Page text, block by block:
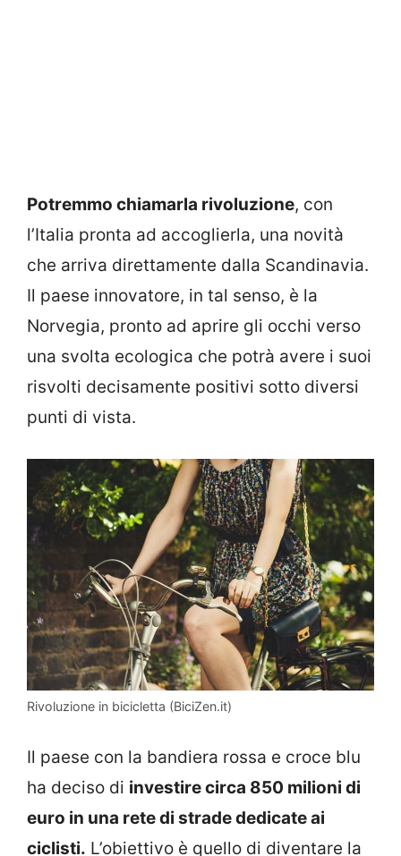
Potremmo chiamarla rivoluzione, con
l’Italia pronta ad accoglierla, una novità
che arriva direttamente dalla Scandinavia.
Il paese innovatore, in tal senso, è la
Norvegia, pronto ad aprire gli occhi verso
una svolta ecologica che potrà avere i suoi
risvolti decisamente positivi sotto diversi
punti di vista.
Rivoluzione in bicicletta (BiciZen.it)
Il paese con la bandiera rossa e croce blu
ha deciso di investire circa 850 milioni di
euro in una rete di strade dedicate ai
ciclisti. L’obiettivo è quello di diventare la